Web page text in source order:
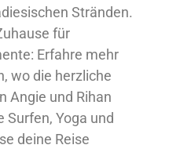
Stränden.
für
Erfahre mehr
wo die herzliche
Angie und Rihan
Yoga und
deine Reise